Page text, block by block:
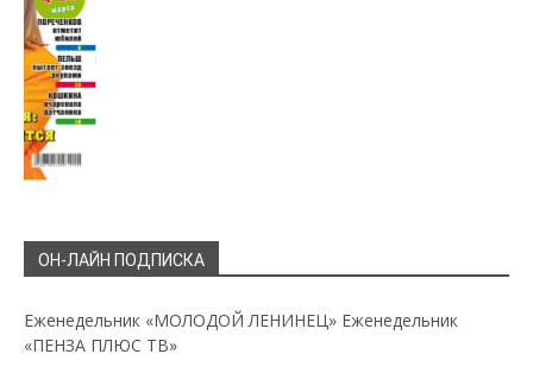
ОН-ЛАЙН ПОДПИСКА
Еженедельник «МОЛОДОЙ ЛЕНИНЕЦ» Еженедельник
«ПЕНЗА ПЛЮС ТВ»